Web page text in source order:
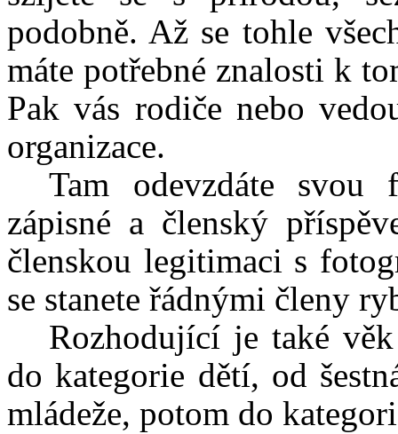
podobně. Až se tohle
máte potřebné znalosti k
Pak vás rodiče nebo
organizace.
Tam odevzdáte svou
zápisné a členský
členskou legitimaci s
se stanete řádnými členy
Rozhodující je také
do kategorie dětí, od
mládeže, potom do